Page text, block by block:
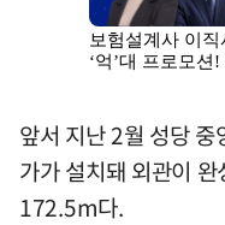
앞서 지난 2월 성당
가가 설치돼 외관이
172.5m다.